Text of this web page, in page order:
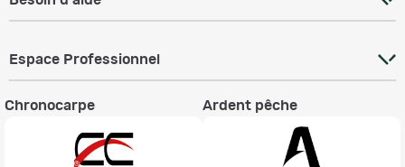
Espace Professionnel
Chronocarpe Ardent pêche